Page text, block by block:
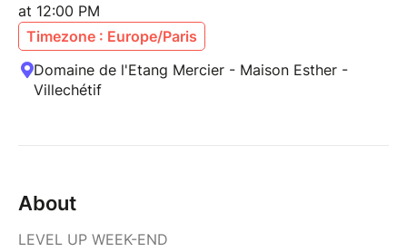
at 12:00 PM
Timezone : Europe/Paris
Domaine de l'Etang Mercier - Maison Esther -
Villechétif
About
LEVEL UP WEEK-END